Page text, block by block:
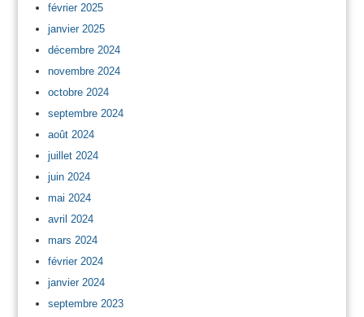
février 2025
janvier 2025
décembre 2024
novembre 2024
octobre 2024
septembre 2024
août 2024
juillet 2024
juin 2024
mai 2024
avril 2024
mars 2024
février 2024
janvier 2024
septembre 2023